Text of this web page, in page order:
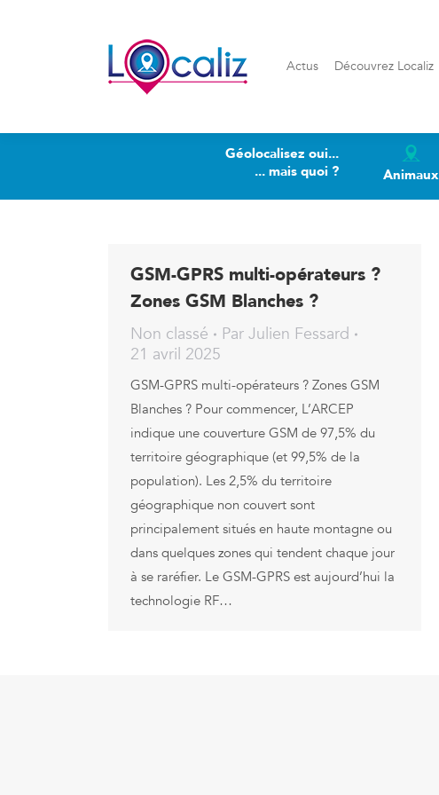
Actus Découvrez Localiz
Géolocalisez oui...
... mais quoi ?
Animaux
GSM-GPRS multi-opérateurs ?
Zones GSM Blanches ?
Non classé Par Julien Fessard
21 avril 2025
GSM-GPRS multi-opérateurs ? Zones GSM
Blanches ? Pour commencer, L’ARCEP
indique une couverture GSM de 97,5% du
territoire géographique (et 99,5% de la
population). Les 2,5% du territoire
géographique non couvert sont
principalement situés en haute montagne ou
dans quelques zones qui tendent chaque jour
à se raréfier. Le GSM-GPRS est aujourd’hui la
technologie RF…